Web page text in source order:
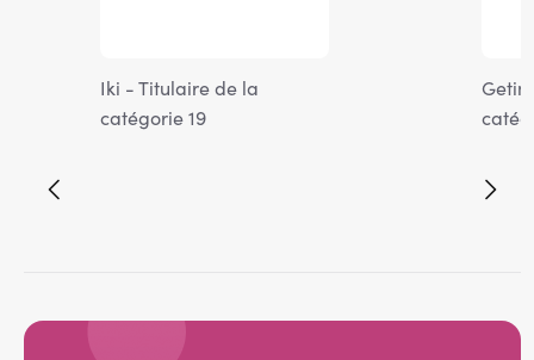
Iki - Titulaire de la
catégorie 19